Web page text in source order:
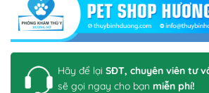
Hãy để lại SĐT, chuyên viên tư
sẽ gọi ngay cho bạn miễn phí!